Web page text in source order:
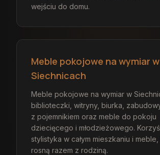
wejściu do domu.
Meble pokojowe na wymiar w
Siechnicach
Meble pokojowe na wymiar w
biblioteczki, witryny, biurka,
z pojemnikiem oraz meble do pokoju
dziecięcego i młodzieżowego.
stylistyka w całym mieszkaniu i
rosną razem z rodziną.